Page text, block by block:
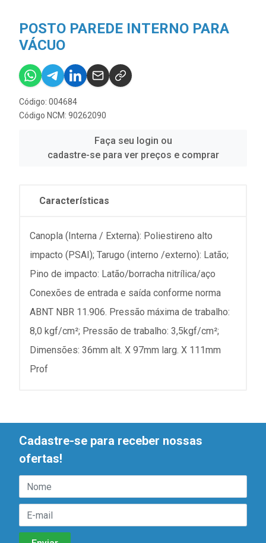
POSTO PAREDE INTERNO PARA
VÁCUO
Código: 004684
Código NCM: 90262090
Faça seu login ou
cadastre-se para ver preços e comprar
Características
Canopla (Interna / Externa): Poliestireno alto
impacto (PSAI); Tarugo (interno /externo): Latão;
Pino de impacto: Latão/borracha nitrílica/aço
Conexões de entrada e saída conforme norma
ABNT NBR 11.906. Pressão máxima de trabalho:
8,0 kgf/cm²; Pressão de trabalho: 3,5kgf/cm²;
Dimensões: 36mm alt. X 97mm larg. X 111mm
Prof
Cadastre-se para receber nossas
ofertas!